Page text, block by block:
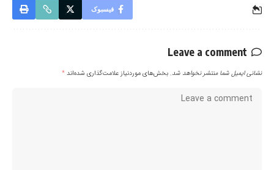
فیسبوک
Leave a comment
نشانی ایمیل شما منتشر نخواهد شد. بخش‌های موردنیاز علامت‌گذاری شده‌اند*